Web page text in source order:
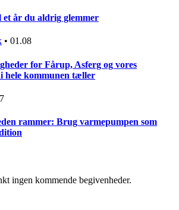
år du aldrig glemmer
• 01.08
for Fårup, Asferg og vores
hele kommunen tæller
rammer: Brug varmepumpen som
ingen kommende begivenheder.